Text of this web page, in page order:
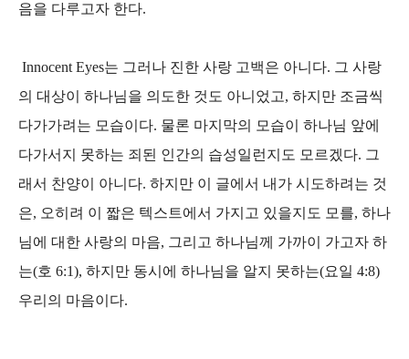
음을 다루고자 한다.
Innocent Eyes는 그러나 진한 사랑 고백은 아니다. 그 사랑
의 대상이 하나님을 의도한 것도 아니었고, 하지만 조금씩
다가가려는 모습이다. 물론 마지막의 모습이 하나님 앞에
다가서지 못하는 죄된 인간의 습성일런지도 모르겠다. 그
래서 찬양이 아니다. 하지만 이 글에서 내가 시도하려는 것
은, 오히려 이 짧은 텍스트에서 가지고 있을지도 모를, 하나
님에 대한 사랑의 마음, 그리고 하나님께 가까이 가고자 하
는(호 6:1), 하지만 동시에 하나님을 알지 못하는(요일 4:8)
우리의 마음이다.